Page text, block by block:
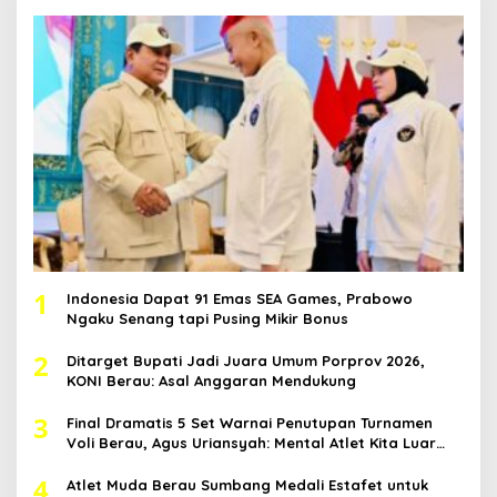
1
Indonesia Dapat 91 Emas SEA Games, Prabowo
Ngaku Senang tapi Pusing Mikir Bonus
2
Ditarget Bupati Jadi Juara Umum Porprov 2026,
KONI Berau: Asal Anggaran Mendukung
3
Final Dramatis 5 Set Warnai Penutupan Turnamen
Voli Berau, Agus Uriansyah: Mental Atlet Kita Luar
4
Atlet Muda Berau Sumbang Medali Estafet untuk